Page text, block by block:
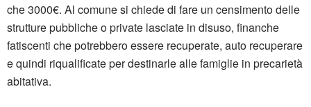
che 3000€. Al comune si chiede di fare un censimento delle
strutture pubbliche o private lasciate in disuso, finanche
fatiscenti che potrebbero essere recuperate, auto recuperare
e quindi riqualificate per destinarle alle famiglie in precarietà
abitativa.